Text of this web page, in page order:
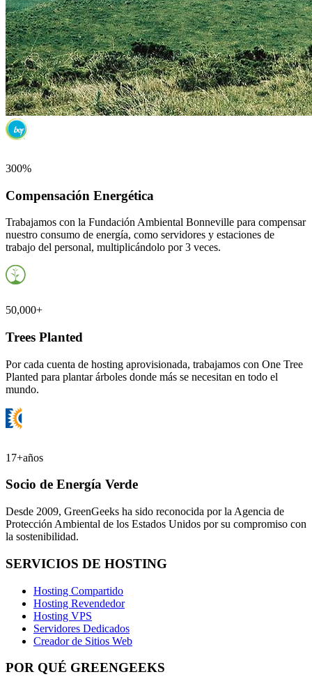
300%
Compensación Energética
Trabajamos con la Fundación Ambiental Bonneville para compensar
nuestro consumo de energía, como servidores y estaciones de
trabajo del personal, multiplicándolo por 3 veces.
50,000+
Trees Planted
Por cada cuenta de hosting aprovisionada, trabajamos con One Tree
Planted para plantar árboles donde más se necesitan en todo el
mundo.
17+años
Socio de Energía Verde
Desde 2009, GreenGeeks ha sido reconocida por la Agencia de
Protección Ambiental de los Estados Unidos por su compromiso con
la sostenibilidad.
SERVICIOS DE HOSTING
Hosting Compartido
Hosting Revendedor
Hosting VPS
Servidores Dedicados
Creador de Sitios Web
POR QUÉ GREENGEEKS